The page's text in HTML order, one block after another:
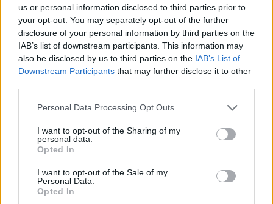
us or personal information disclosed to third parties prior to
your opt-out. You may separately opt-out of the further
disclosure of your personal information by third parties on the
IAB’s list of downstream participants. This information may
also be disclosed by us to third parties on the IAB’s List of
Downstream Participants that may further disclose it to other
Please note that this website/app uses one or more Google
not limited to your visit or usage behaviour. You may click to
grant or deny consent to Google and its third-party tags to
use your data for below specified purposes in below Google
consent section.
Personal Data Processing Opt Outs
I want to opt-out of the Sharing of my
personal data.
Opted In
I want to opt-out of the Sale of my
Personal Data.
Opted In
Ακολουθείστε το iPaideia.gr στο
TελευταίεςΕιδήσειςγια την Παιδεία και την
Στην Κατηγορία: ΕΙΔΗΣΕΙΣ